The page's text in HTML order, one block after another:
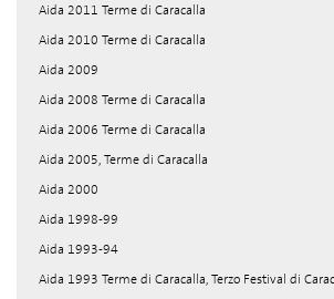
Aida 2011 Terme di Caracalla
Aida 2010 Terme di Caracalla
Aida 2009
Aida 2008 Terme di Caracalla
Aida 2006 Terme di Caracalla
Aida 2005, Terme di Caracalla
Aida 2000
Aida 1998-99
Aida 1993-94
Aida 1993 Terme di Caracalla, Terzo Festival di